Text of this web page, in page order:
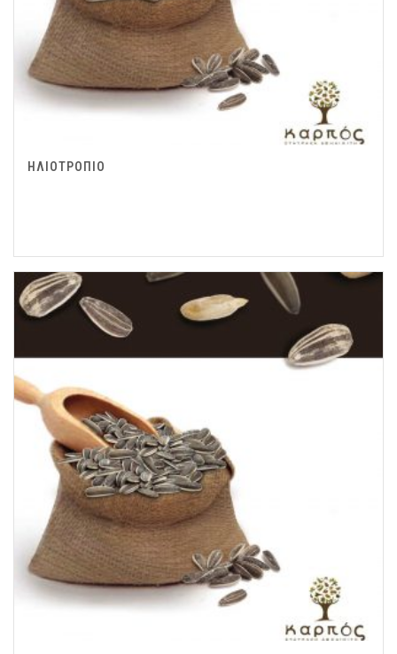
ΗΛΙΟΤΡΟΠΙΟ